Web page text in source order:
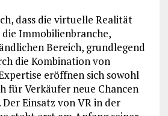
dass die virtuelle Realität
Immobilienbranche,
Bereich, grundlegend
die Kombination von
eröffnen sich sowohl
für Verkäufer neue Chancen
Einsatz von VR in der